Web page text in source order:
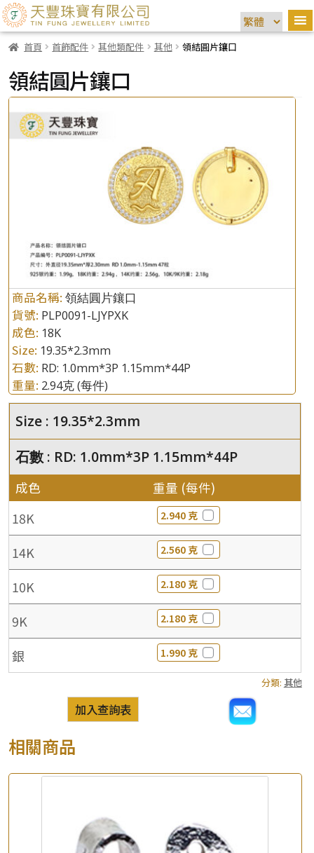
首頁 首飾配件 其他類配件 其他 領結圓片鑲口
領結圓片鑲口
商品名稱: 領結圓片鑲口
貨號: PLP0091-LJYPXK
成色: 18K
Size: 19.35*2.3mm
石數: RD: 1.0mm*3P 1.15mm*44P
重量: 2.94克(每件)
Size : 19.35*2.3mm
石數 : RD: 1.0mm*3P 1.15mm*44P
成色 重量 (每件)
18K 2.940 克
14K 2.560 克
10K 2.180 克
9K 2.180 克
銀 1.990 克
分類: 其他
加入查詢表
相關商品